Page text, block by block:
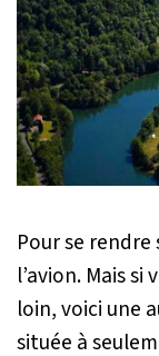
Pour se
l’avion. Mais si
loin, voici une
située à